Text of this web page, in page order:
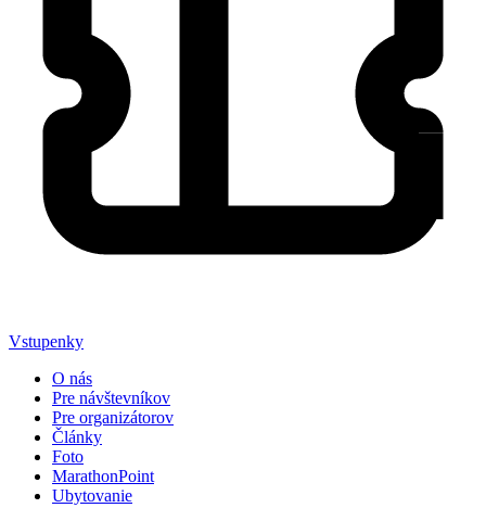
Vstupenky
O nás
Pre návštevníkov
Pre organizátorov
Články
Foto
MarathonPoint
Ubytovanie